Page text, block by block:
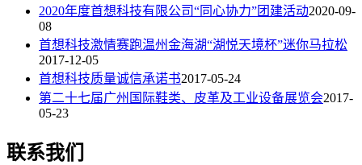
2020年度首想科技有限公司“同心协力”团建活动2020-09-
08
首想科技激情赛跑温州金海湖“湖悦天境杯”迷你马拉松
2017-12-05
首想科技质量诚信承诺书2017-05-24
第二十七届广州国际鞋类、皮革及工业设备展览会2017-
05-23
联系我们